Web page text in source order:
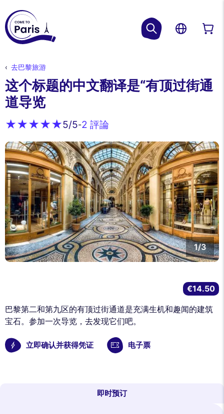
去巴黎旅游
这个标题的中文翻译是“有顶过街通
道导览
5/5-2 評論
1/3
巴黎第二和第九区的有顶过街通道是充满生机和趣闻的建筑
宝石。参加一次导览，去发现它们吧。
立即确认并获得凭证 电子票
€14.50
即时预订